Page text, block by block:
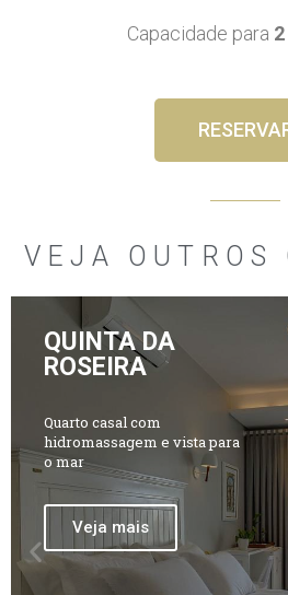
Capacidade para
VEJA OUTROS
QUINTA DO
BONJARDIM
P
r